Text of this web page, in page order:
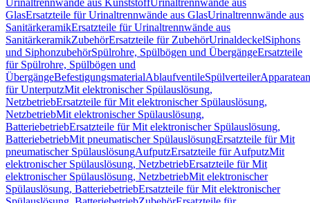
Urinaltrennwände aus KunststoffUrinaltrennwände aus
GlasErsatzteile für Urinaltrennwände aus GlasUrinaltrennwände aus
SanitärkeramikErsatzteile für Urinaltrennwände aus
SanitärkeramikZubehörErsatzteile für ZubehörUrinaldeckelSiphons
und SiphonzubehörSpülrohre, Spülbögen und ÜbergängeErsatzteile
für Spülrohre, Spülbögen und
ÜbergängeBefestigungsmaterialAblaufventileSpülverteiler
für UnterputzMit elektronischer Spülauslösung,
NetzbetriebErsatzteile für Mit elektronischer Spülauslösung,
NetzbetriebMit elektronischer Spülauslösung,
BatteriebetriebErsatzteile für Mit elektronischer Spülauslösung,
BatteriebetriebMit pneumatischer SpülauslösungErsatzteile für Mit
pneumatischer SpülauslösungAufputzErsatzteile für AufputzMit
elektronischer Spülauslösung, NetzbetriebErsatzteile für Mit
elektronischer Spülauslösung, NetzbetriebMit elektronischer
Spülauslösung, BatteriebetriebErsatzteile für Mit elektronischer